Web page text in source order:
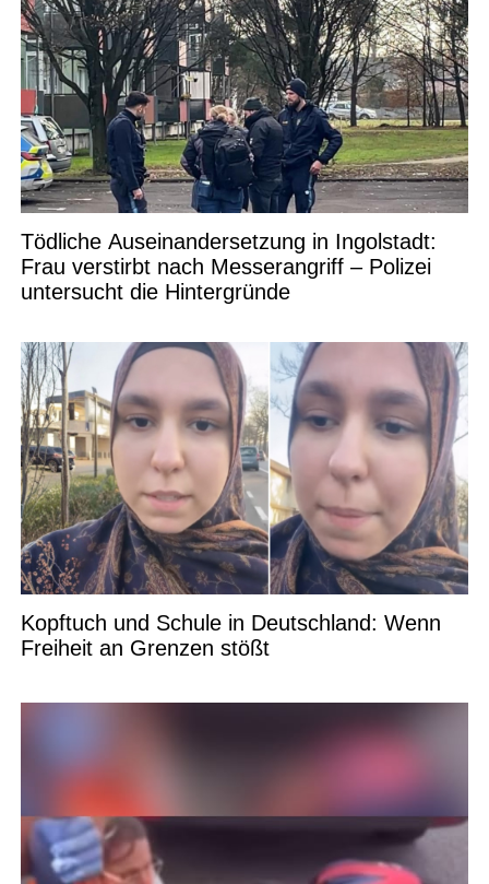
Tödliche Auseinandersetzung in Ingolstadt:
Frau verstirbt nach Messerangriff – Polizei
untersucht die Hintergründe
Kopftuch und Schule in Deutschland: Wenn
Freiheit an Grenzen stößt